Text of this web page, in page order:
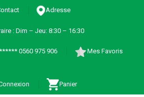
Adresse
: Dim – Jeu: 8:30 – 16:30
0560 975 906 Mes Favoris
Panier